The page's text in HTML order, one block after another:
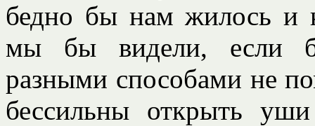
бедно бы нам жилось и
мы бы видели, если
разными способами не
бессильны открыть